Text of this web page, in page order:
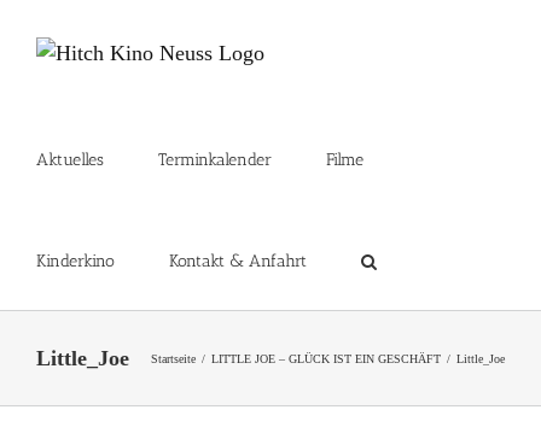
Inhalt
Aktuelles Terminkalender Filme
Kinderkino Kontakt & Anfahrt
Little_Joe Startseite LITTLE JOE – GLÜCK IST EIN GESCHÄFT Little_Joe